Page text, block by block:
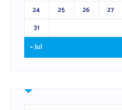
24
25 26 27
31
« Jul